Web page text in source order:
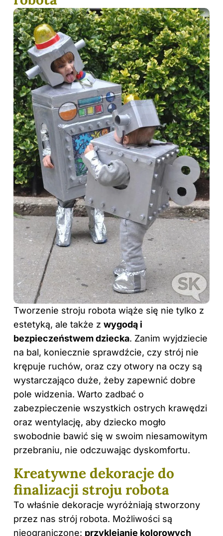
Tworzenie stroju robota wiąże się nie tylko z
estetyką, ale także z wygodą i
bezpieczeństwem dziecka. Zanim wyjdziecie
na bal, koniecznie sprawdźcie, czy strój nie
krępuje ruchów, oraz czy otwory na oczy są
wystarczająco duże, żeby zapewnić dobre
pole widzenia. Warto zadbać o
zabezpieczenie wszystkich ostrych krawędzi
oraz wentylację, aby dziecko mogło
swobodnie bawić się w swoim niesamowitym
przebraniu, nie odczuwając dyskomfortu.
Kreatywne dekoracje do
finalizacji stroju robota
To właśnie dekoracje wyróżniają stworzony
przez nas strój robota. Możliwości są
nieograniczone: przyklejanie kolorowych